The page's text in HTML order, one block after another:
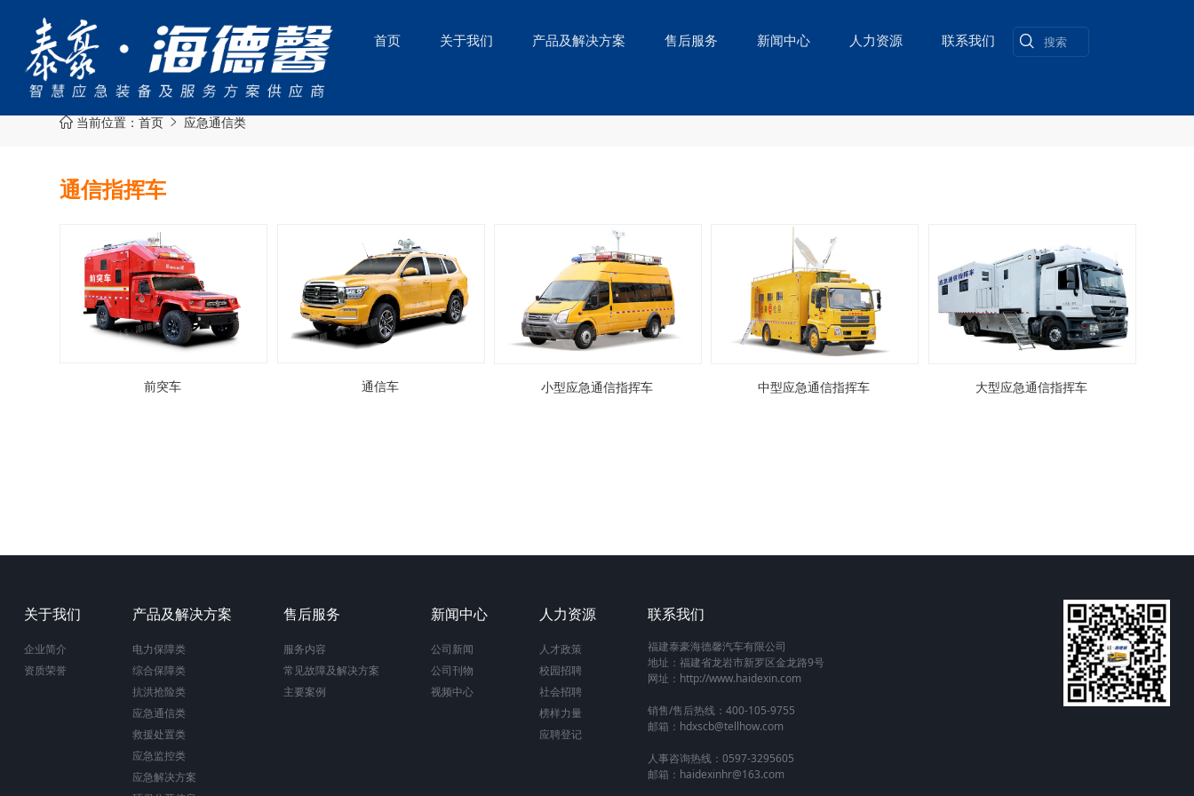
首页 关于我们 产品及解决方案 售后服务 新闻中心 人力资源 联系我们
 当前位置：首页  应急通信类
通信指挥车
前突车 通信车 小型应急通信指挥车 中型应急通信指挥车 大型应急通信指挥车
关于我们
企业简介
资质荣誉
产品及解决方案
电力保障类
综合保障类
抗洪抢险类
应急通信类
救援处置类
应急监控类
应急解决方案
售后服务
服务内容
常见故障及解决方案
主要案例
新闻中心
公司新闻
公司刊物
视频中心
人力资源
人才政策
校园招聘
社会招聘
榜样力量
应聘登记
联系我们
福建泰豪海德馨汽车有限公司
地址：福建省龙岩市新罗区金龙路9号
网址：http://www.haidexin.com
销售/售后热线：400-105-9755
邮箱：hdxscb@tellhow.com
人事咨询热线：0597-3295605
邮箱：haidexinhr@163.com